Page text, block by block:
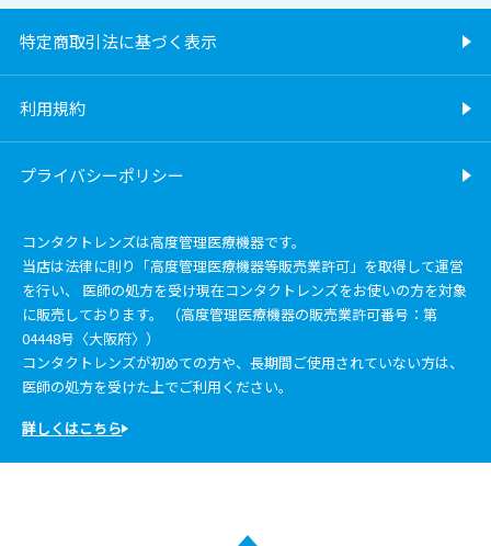
特定商取引法に基づく表示
利用規約
プライバシーポリシー
コンタクトレンズは高度管理医療機器です。
当店は法律に則り「高度管理医療機器等販売業許可」を取得して運営
を行い、 医師の処方を受け現在コンタクトレンズをお使いの方を対象
に販売しております。 （高度管理医療機器の販売業許可番号：第
04448号〈大阪府〉）
コンタクトレンズが初めての方や、長期間ご使用されていない方は、
医師の処方を受けた上でご利用ください。
詳しくはこちら